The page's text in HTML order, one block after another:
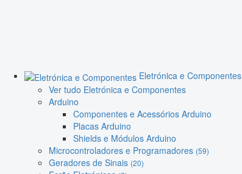
Eletrónica e Componentes
Ver tudo Eletrónica e Componentes
Arduino
Componentes e Acessórios Arduino
Placas Arduino
Shields e Módulos Arduino
Microcontroladores e Programadores (59)
Geradores de Sinais (20)